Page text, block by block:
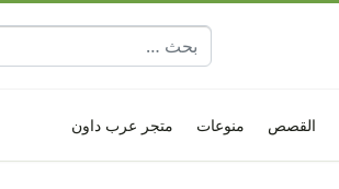
البحث عن:
القصص منوعات متجر عرب داون